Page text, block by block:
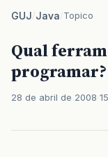
GUJ/Java/Topico
Qual
programar?
28 de abril de 2008